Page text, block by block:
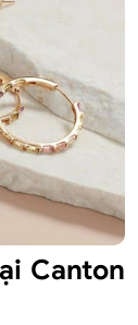
Canton